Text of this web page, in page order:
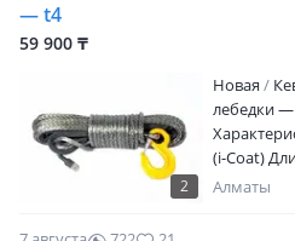
— t4
59 900 ₸
2
Новая
лебедки —
(i-Coat)
мм Усилие
Алматы